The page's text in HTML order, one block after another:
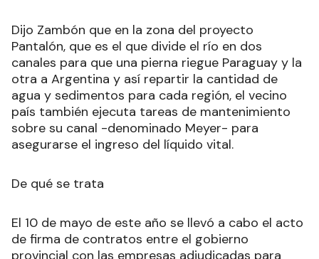
Dijo Zambón que en la zona del proyecto
Pantalón, que es el que divide el río en dos
canales para que una pierna riegue Paraguay y la
otra a Argentina y así repartir la cantidad de
agua y sedimentos para cada región, el vecino
país también ejecuta tareas de mantenimiento
sobre su canal -denominado Meyer- para
asegurarse el ingreso del líquido vital.
De qué se trata
El 10 de mayo de este año se llevó a cabo el acto
de firma de contratos entre el gobierno
provincial con las empresas adjudicadas para